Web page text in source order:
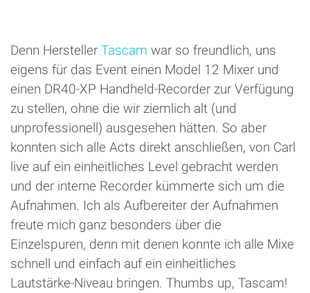
Denn Hersteller Tascam war so freundlich, uns
eigens für das Event einen Model 12 Mixer und
einen DR40-XP Handheld-Recorder zur Verfügung
zu stellen, ohne die wir ziemlich alt (und
unprofessionell) ausgesehen hätten. So aber
konnten sich alle Acts direkt anschließen, von Carl
live auf ein einheitliches Level gebracht werden
und der interne Recorder kümmerte sich um die
Aufnahmen. Ich als Aufbereiter der Aufnahmen
freute mich ganz besonders über die
Einzelspuren, denn mit denen konnte ich alle Mixe
schnell und einfach auf ein einheitliches
Lautstärke-Niveau bringen. Thumbs up, Tascam!